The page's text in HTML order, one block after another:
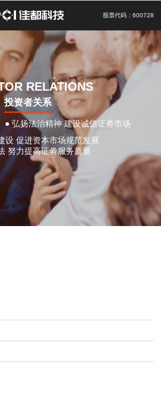
股票代码：600728
RELATIONS
投资者关系
● 弘扬法治精神 建设诚信证劵市场
设 促进资本市场规范发展
努力提高证劵服务质量